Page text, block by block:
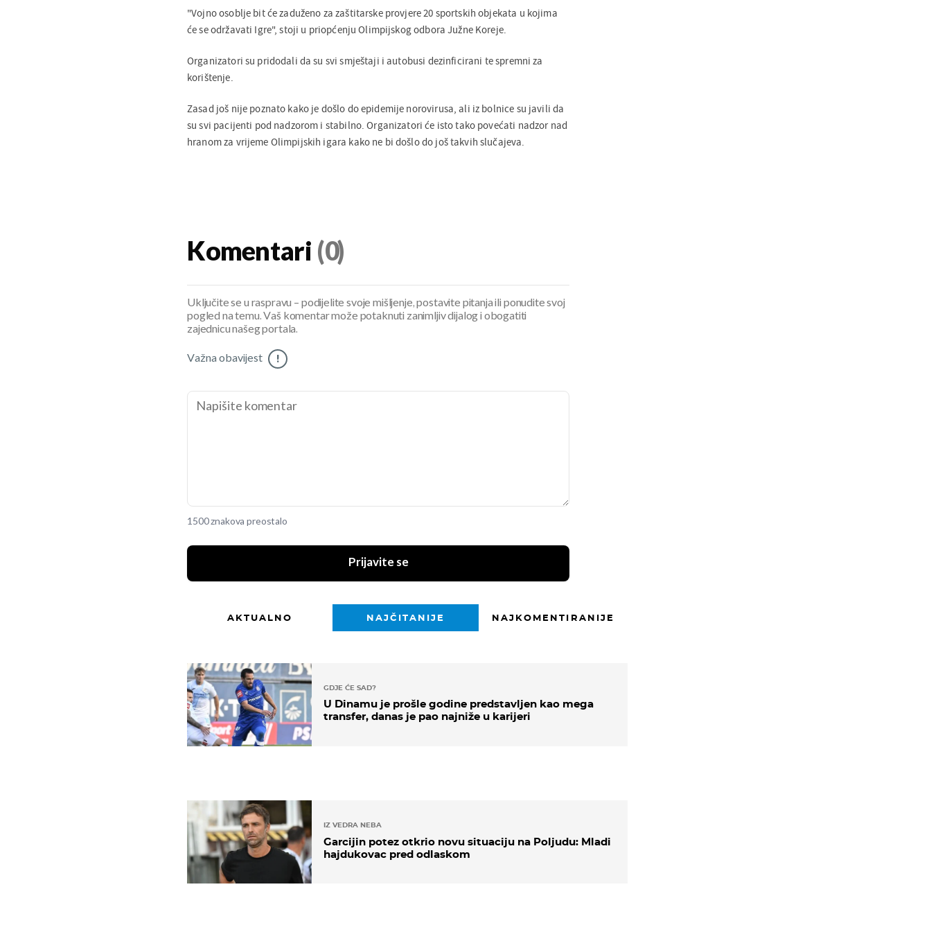
"Vojno osoblje bit će zaduženo za zaštitarske provjere 20 sportskih objekata u kojima
će se održavati Igre", stoji u priopćenju Olimpijskog odbora Južne Koreje.
Organizatori su pridodali da su svi smještaji i autobusi dezinficirani te spremni za
korištenje.
Zasad još nije poznato kako je došlo do epidemije norovirusa, ali iz bolnice su javili da
su svi pacijenti pod nadzorom i stabilno. Organizatori će isto tako povećati nadzor nad
hranom za vrijeme Olimpijskih igara kako ne bi došlo do još takvih slučajeva.
Komentari (0)
Uključite se u raspravu – podijelite svoje mišljenje, postavite pitanja ili ponudite svoj
pogled na temu. Vaš komentar može potaknuti zanimljiv dijalog i obogatiti
zajednicu našeg portala.
Važna obavijest !
1500 znakova preostalo
Prijavite se
AKTUALNO NAJČITANIJE NAJKOMENTIRANIJE
GDJE ĆE SAD?
U Dinamu je prošle godine predstavljen kao mega
transfer, danas je pao najniže u karijeri
IZ VEDRA NEBA
Garcijin potez otkrio novu situaciju na Poljudu: Mladi
hajdukovac pred odlaskom